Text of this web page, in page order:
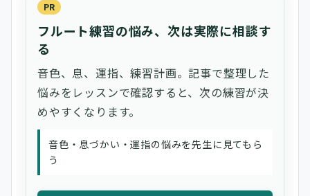
PR
フルート練習の悩み、次は実際に相談す
る
音色、息、運指、練習計画。記事で整理した
悩みをレッスンで確認すると、次の練習が決
めやすくなります。
音色・息づかい・運指の悩みを先生に見てもら
う